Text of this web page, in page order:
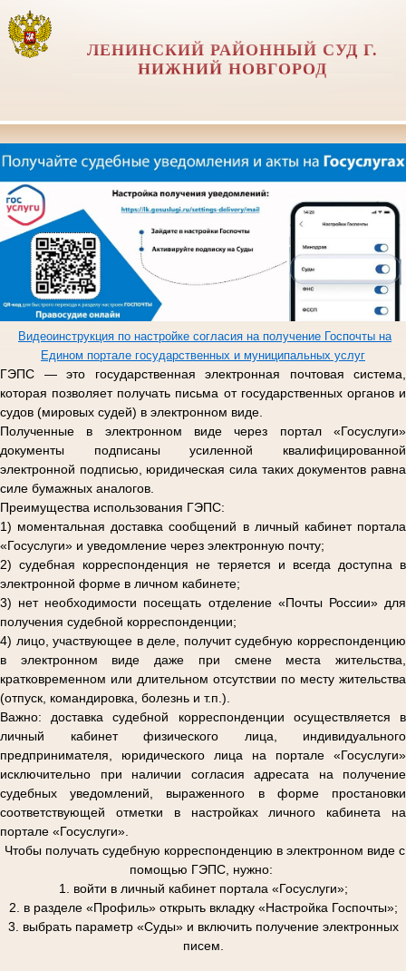
ЛЕНИНСКИЙ РАЙОННЫЙ СУД Г.
НИЖНИЙ НОВГОРОД
Видеоинструкция по настройке согласия на получение Госпочты на
Едином портале государственных и муниципальных услуг
ГЭПС — это государственная электронная почтовая система,
которая позволяет получать письма от государственных органов и
судов (мировых судей) в электронном виде.
Полученные в электронном виде через портал «Госуслуги»
документы подписаны усиленной квалифицированной
электронной подписью, юридическая сила таких документов равна
силе бумажных аналогов.
Преимущества использования ГЭПС:
1) моментальная доставка сообщений в личный кабинет портала
«Госуслуги» и уведомление через электронную почту;
2) судебная корреспонденция не теряется и всегда доступна в
электронной форме в личном кабинете;
3) нет необходимости посещать отделение «Почты России» для
получения судебной корреспонденции;
4) лицо, участвующее в деле, получит судебную корреспонденцию
в электронном виде даже при смене места жительства,
кратковременном или длительном отсутствии по месту жительства
(отпуск, командировка, болезнь и т.п.).
Важно: доставка судебной корреспонденции осуществляется в
личный кабинет физического лица, индивидуального
предпринимателя, юридического лица на портале «Госуслуги»
исключительно при наличии согласия адресата на получение
судебных уведомлений, выраженного в форме простановки
соответствующей отметки в настройках личного кабинета на
портале «Госуслуги».
Чтобы получать судебную корреспонденцию в электронном виде с
помощью ГЭПС, нужно:
1. войти в личный кабинет портала «Госуслуги»;
2. в разделе «Профиль» открыть вкладку «Настройка Госпочты»;
3. выбрать параметр «Суды» и включить получение электронных
писем.